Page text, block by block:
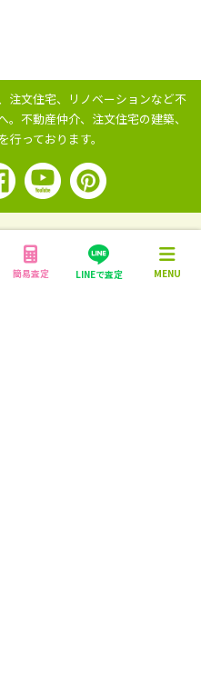
簡易査定 LINEで査定 MENU
注文住宅、リノベーションなど不
不動産仲介、注文住宅の建築、
行っております。